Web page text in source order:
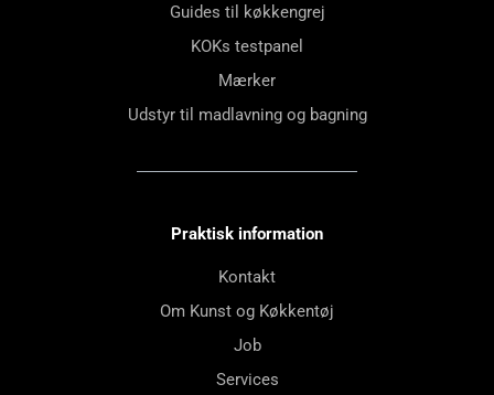
Guides til køkkengrej
KOKs testpanel
Mærker
Udstyr til madlavning og bagning
Praktisk information
Kontakt
Om Kunst og Køkkentøj
Job
Services